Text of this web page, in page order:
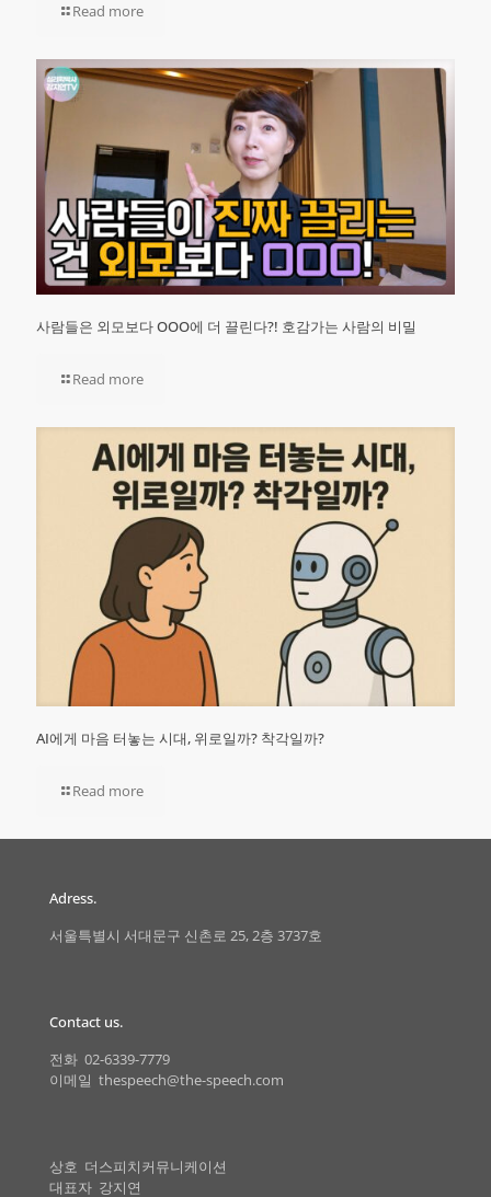
Read more
사람들은 외모보다 OOO에 더 끌린다?! 호감가는 사람의 비밀
Read more
AI에게 마음 터놓는 시대, 위로일까? 착각일까?
Read more
Adress.
서울특별시 서대문구 신촌로 25, 2층 3737호
Contact us.
전화 02-6339-7779
이메일 thespeech@the-speech.com
상호 더스피치커뮤니케이션
대표자 강지연